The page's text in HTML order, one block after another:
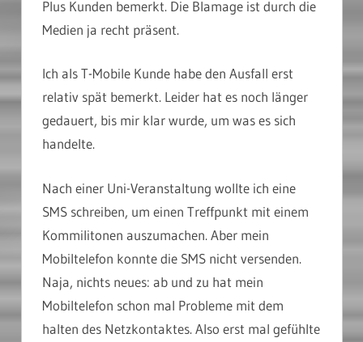
Plus Kunden bemerkt. Die Blamage ist durch die
Medien ja recht präsent.
Ich als T-Mobile Kunde habe den Ausfall erst
relativ spät bemerkt. Leider hat es noch länger
gedauert, bis mir klar wurde, um was es sich
handelte.
Nach einer Uni-Veranstaltung wollte ich eine
SMS schreiben, um einen Treffpunkt mit einem
Kommilitonen auszumachen. Aber mein
Mobiltelefon konnte die SMS nicht versenden.
Naja, nichts neues: ab und zu hat mein
Mobiltelefon schon mal Probleme mit dem
halten des Netzkontaktes. Also erst mal gefühlte